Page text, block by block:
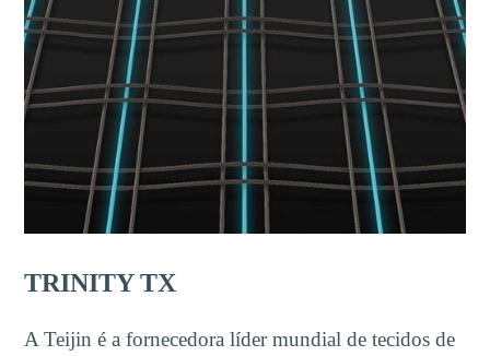
TRINITY TX
A Teijin é a fornecedora líder mundial de tecidos de